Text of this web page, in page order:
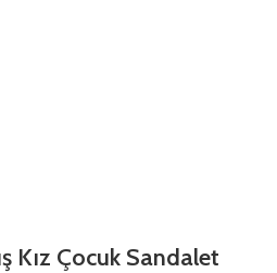
Kız Çocuk Sandalet